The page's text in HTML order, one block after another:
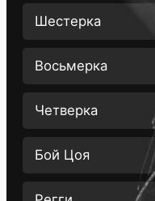
Шестерка
Восьмерка
Четверка
Бой Цоя